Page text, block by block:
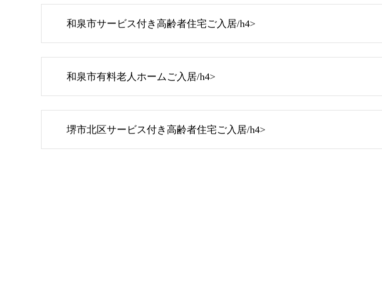
和泉市サービス付き高齢者住宅ご入居/h4>
和泉市有料老人ホームご入居/h4>
堺市北区サービス付き高齢者住宅ご入居/h4>